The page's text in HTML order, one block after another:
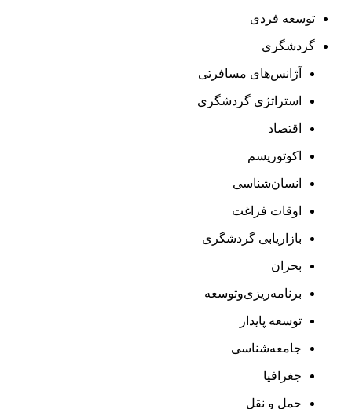
توسعه فردی
گردشگری
آژانس‌های مسافرتی
استراتژی گردشگری
اقتصاد
اکوتوریسم
انسان‌شناسی
اوقات فراغت
بازاریابی گردشگری
بحران
برنامه‌ریزی‌وتوسعه
توسعه پایدار
جامعه‌شناسی
جغرافیا
حمل و نقل